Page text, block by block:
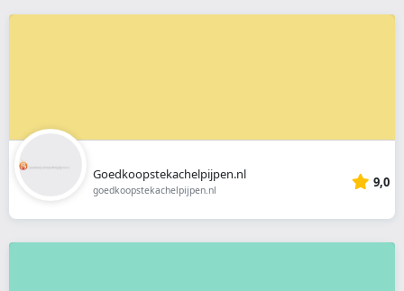
Goedkoopstekachelpijpen.nl
goedkoopstekachelpijpen.nl 9,0